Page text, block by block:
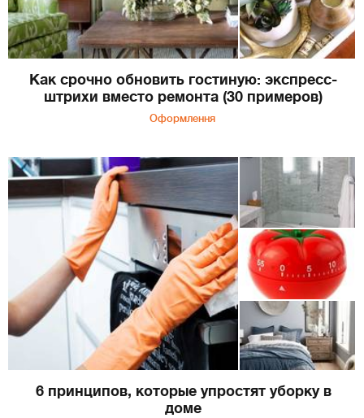
Как срочно обновить гостиную: экспресс-
штрихи вместо ремонта (30 примеров)
Оформлення
6 принципов, которые упростят уборку в
доме